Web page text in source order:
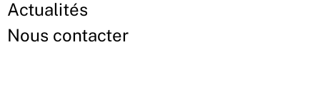
Actualités
Nous contacter